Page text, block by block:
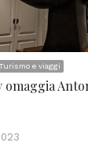
Turismo e viaggi
omaggia